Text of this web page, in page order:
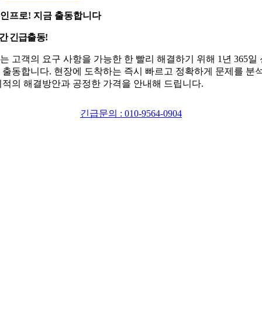
프로! 지금 출동합니다
긴급출동!
고객의 요구 사항을 가능한 한 빨리 해결하기 위해 1년 365일
출동합니다. 현장에 도착하는 즉시 빠르고 정확하게 문제를 분
적의 해결방안과 공정한 가격을 안내해 드립니다.
긴급문의 : 010-9564-0904